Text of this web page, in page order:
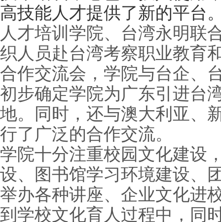
高技能人才提供了新的平台
人才培训学院、台湾永明联
织人员赴台湾考察职业教育
合作交流会，学院与台企、
初步确定学院为广东引进台
地。同时，还与澳大利亚、
行了广泛的合作交流。
学院十分注重校园文化建设
设、图书馆学习环境建设、
举办各种讲座、企业文化进
到学校文化育人过程中，同